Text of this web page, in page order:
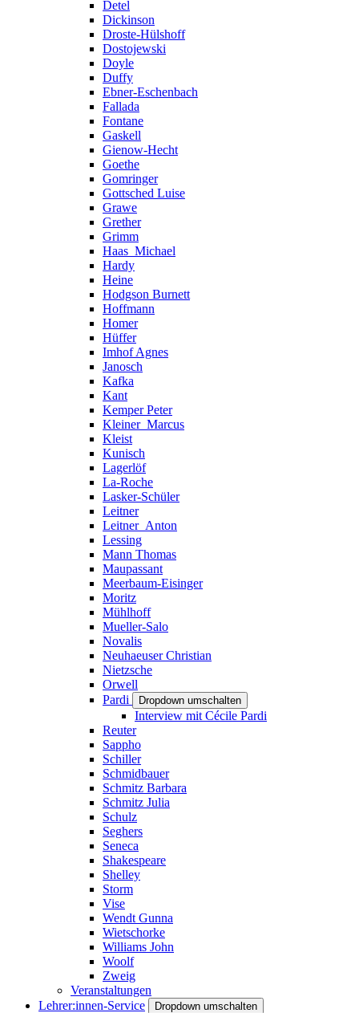
Detel
Dickinson
Droste-Hülshoff
Dostojewski
Doyle
Duffy
Ebner-Eschenbach
Fallada
Fontane
Gaskell
Gienow-Hecht
Goethe
Gomringer
Gottsched Luise
Grawe
Grether
Grimm
Haas_Michael
Hardy
Heine
Hodgson Burnett
Hoffmann
Homer
Hüffer
Imhof Agnes
Janosch
Kafka
Kant
Kemper Peter
Kleiner_Marcus
Kleist
Kunisch
Lagerlöf
La-Roche
Lasker-Schüler
Leitner
Leitner_Anton
Lessing
Mann Thomas
Maupassant
Meerbaum-Eisinger
Moritz
Mühlhoff
Mueller-Salo
Novalis
Neuhaeuser Christian
Nietzsche
Orwell
Pardi
Dropdown umschalten
Interview mit Cécile Pardi
Reuter
Sappho
Schiller
Schmidbauer
Schmitz Barbara
Schmitz Julia
Schulz
Seghers
Seneca
Shakespeare
Shelley
Storm
Vise
Wendt Gunna
Wietschorke
Williams John
Woolf
Zweig
Veranstaltungen
Lehrer:innen-Service
Dropdown umschalten